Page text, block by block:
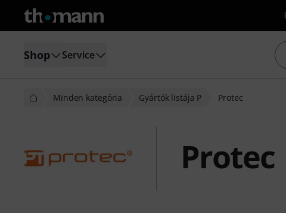
Shop Service
Minden kategória Gyártók listája P Protec
Protec